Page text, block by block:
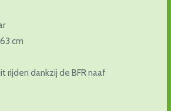
cm
rijden dankzij de BFR naaf